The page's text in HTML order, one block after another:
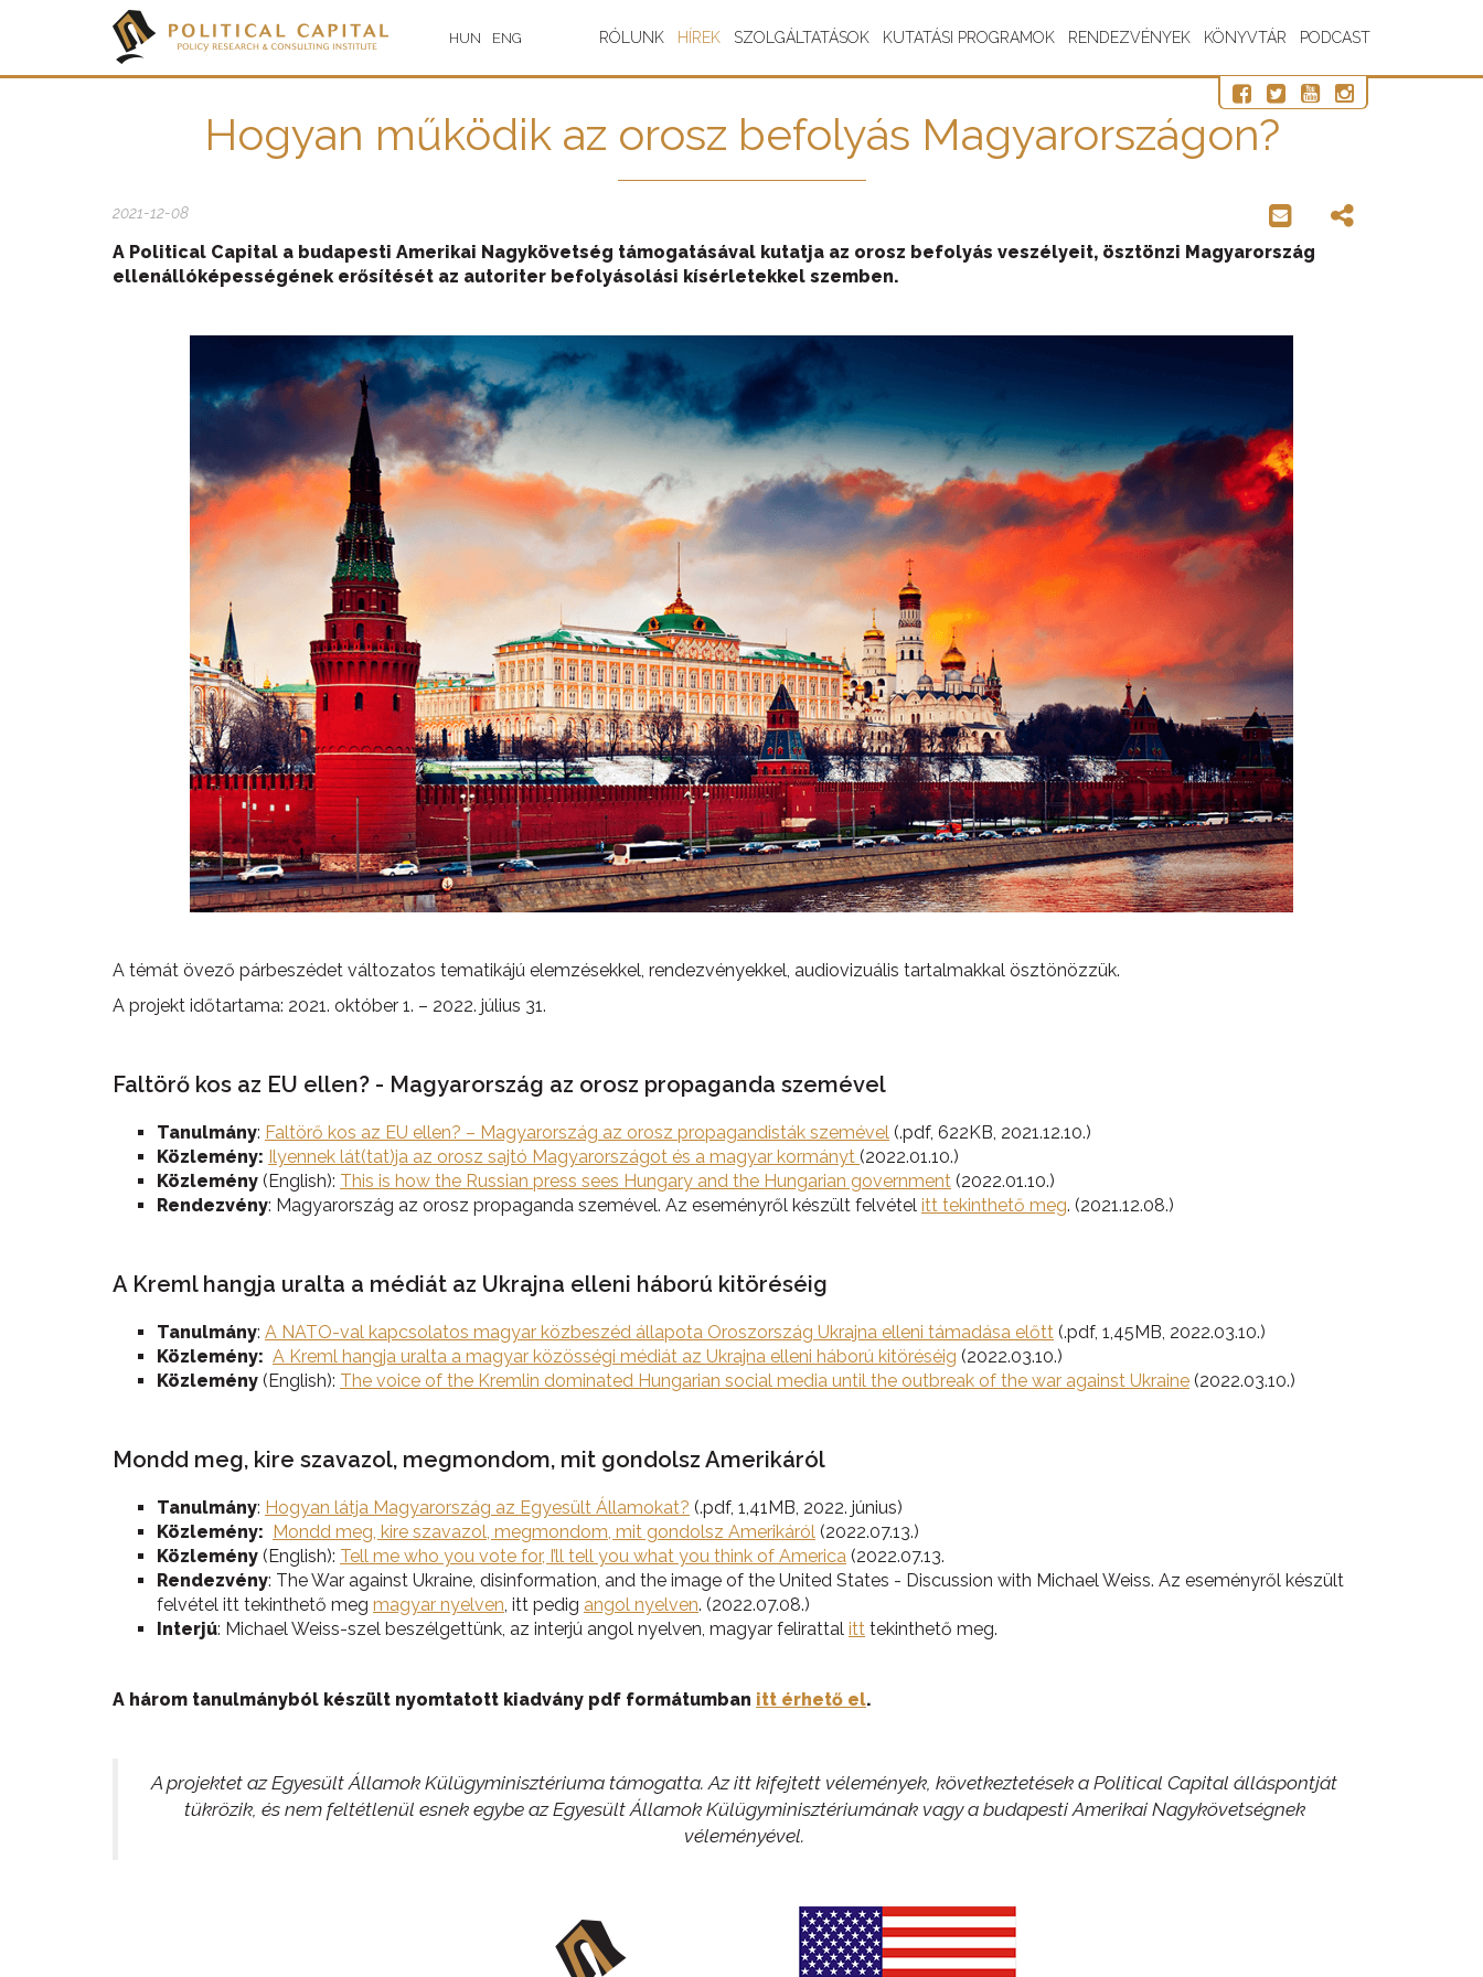
HUN ENG RÓLUNK HÍREK SZOLGÁLTATÁSOK KUTATÁSI PROGRAMOK RENDEZVÉNYEK KÖNYVTÁR PODCAST
Hogyan működik az orosz befolyás Magyarországon?
2021-12-08
A Political Capital a budapesti Amerikai Nagykövetség támogatásával kutatja az orosz befolyás veszélyeit, ösztönzi Magyarország
ellenállóképességének erősítését az autoriter befolyásolási kísérletekkel szemben.
A témát övező párbeszédet változatos tematikájú elemzésekkel, rendezvényekkel, audiovizuális tartalmakkal ösztönözzük.
A projekt időtartama: 2021. október 1. – 2022. július 31.
Faltörő kos az EU ellen? - Magyarország az orosz propaganda szemével
Tanulmány: Faltörő kos az EU ellen? – Magyarország az orosz propagandisták szemével (.pdf, 622KB, 2021.12.10.)
Közlemény: Ilyennek lát(tat)ja az orosz sajtó Magyarországot és a magyar kormányt (2022.01.10.)
Közlemény (English): This is how the Russian press sees Hungary and the Hungarian government (2022.01.10.)
Rendezvény: Magyarország az orosz propaganda szemével. Az eseményről készült felvétel itt tekinthető meg. (2021.12.08.)
A Kreml hangja uralta a médiát az Ukrajna elleni háború kitöréséig
Tanulmány: A NATO-val kapcsolatos magyar közbeszéd állapota Oroszország Ukrajna elleni támadása előtt (.pdf, 1,45MB, 2022.03.10.)
Közlemény: A Kreml hangja uralta a magyar közösségi médiát az Ukrajna elleni háború kitöréséig (2022.03.10.)
Közlemény (English): The voice of the Kremlin dominated Hungarian social media until the outbreak of the war against Ukraine (2022.03.10.)
Mondd meg, kire szavazol, megmondom, mit gondolsz Amerikáról
Tanulmány: Hogyan látja Magyarország az Egyesült Államokat? (.pdf, 1,41MB, 2022. június)
Közlemény: Mondd meg, kire szavazol, megmondom, mit gondolsz Amerikáról (2022.07.13.)
Közlemény (English): Tell me who you vote for, I’ll tell you what you think of America (2022.07.13.
Rendezvény: The War against Ukraine, disinformation, and the image of the United States - Discussion with Michael Weiss. Az eseményről készült
felvétel itt tekinthető meg magyar nyelven, itt pedig angol nyelven. (2022.07.08.)
Interjú: Michael Weiss-szel beszélgettünk, az interjú angol nyelven, magyar felirattal itt tekinthető meg.
A három tanulmányból készült nyomtatott kiadvány pdf formátumban itt érhető el.
A projektet az Egyesült Államok Külügyminisztériuma támogatta. Az itt kifejtett vélemények, következtetések a Political Capital álláspontját
tükrözik, és nem feltétlenül esnek egybe az Egyesült Államok Külügyminisztériumának vagy a budapesti Amerikai Nagykövetségnek
véleményével.